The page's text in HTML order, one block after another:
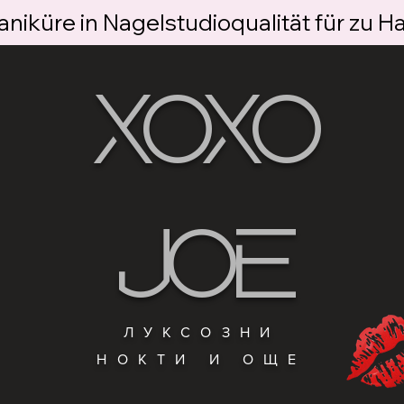
in Nagelstudioqualität für zu
XOXO
JOE
ЛУКСОЗНИ
НОКТИ И ОЩЕ